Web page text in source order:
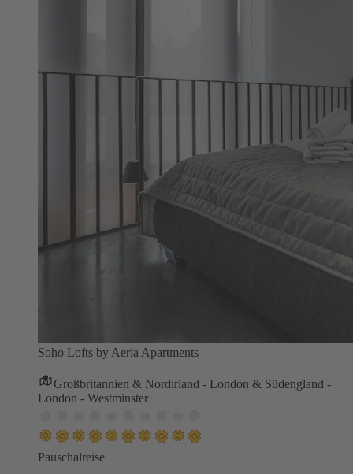
Soho Lofts by Aeria Apartments
Großbritannien & Nordirland - London & Südengland -
London - Westminster
Pauschalreise